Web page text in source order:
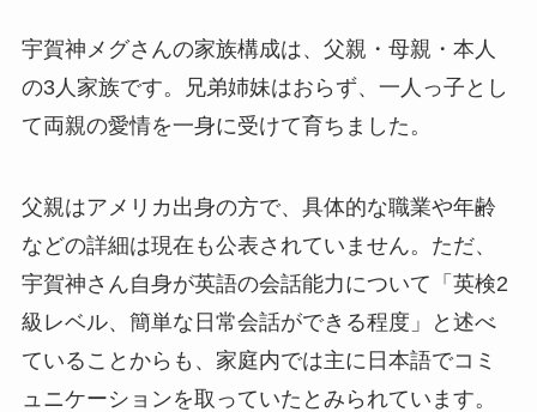
宇賀神メグさんの家族構成は、父親・母親・本人
の3人家族です。兄弟姉妹はおらず、一人っ子とし
て両親の愛情を一身に受けて育ちました。
父親はアメリカ出身の方で、具体的な職業や年齢
などの詳細は現在も公表されていません。ただ、
宇賀神さん自身が英語の会話能力について「英検2
級レベル、簡単な日常会話ができる程度」と述べ
ていることからも、家庭内では主に日本語でコミ
ュニケーションを取っていたとみられています。